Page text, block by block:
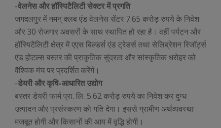
-वेलनेस और हॉस्पिटैलिटी सेक्टर में प्रगति
जगदलपुर में नमन् क्लब एंड वेलनेस सेंटर 7.65 करोड़ रुपये के निवेश
और 30 रोजगार अवसरों के साथ स्थापित हो रहा है। वहीं पर्यटन और
हॉस्पिटैलिटी क्षेत्र में एएस बिल्डर्स एंड ट्रेडर्स तथा सेलिब्रेशन रिजॉर्ट्स
एंड होटल्स बस्तर की प्राकृतिक सुंदरता और सांस्कृतिक धरोहर को
वैश्विक मंच पर प्रदर्शित करेंगे।
-डेयरी और कृषि-आधारित उद्योग
बस्तर डेयरी फार्म प्रा. लि. 5.62 करोड़ रुपये का निवेश कर दुग्ध
उत्पादन और प्रसंस्करण को गति देगा। इससे ग्रामीण अर्थव्यवस्था
मजबूत होगी और किसानों की आय में वृद्धि होगी।